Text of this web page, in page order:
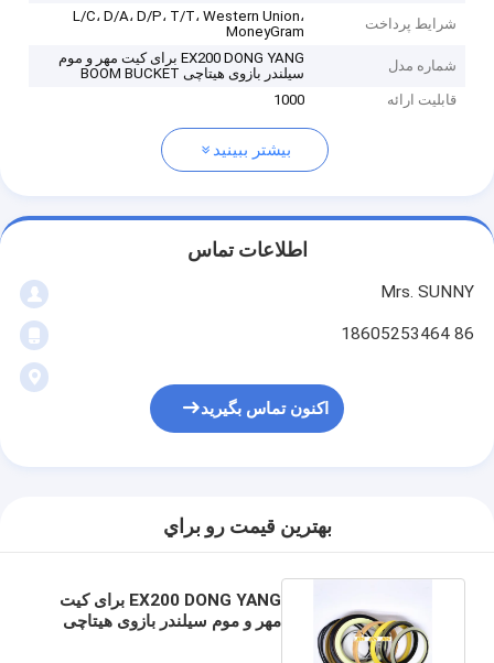
شرایط پرداخت
L/C، D/A، D/P، T/T، Western Union،
MoneyGram
شماره مدل
EX200 DONG YANG برای کیت مهر و موم
سیلندر بازوی هیتاچی BOOM BUCKET
قابلیت ارائه
1000
بیشتر ببینید
اطلاعات تماس
Mrs. SUNNY
86 18605253464
اکنون تماس بگیرید
بهترين قيمت رو براي
EX200 DONG YANG برای کیت
مهر و موم سیلندر بازوی هیتاچی